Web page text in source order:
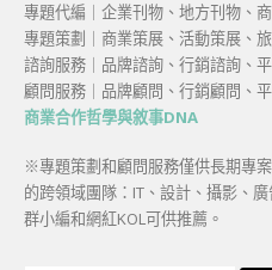
專題代編｜企業刊物、地方刊物、
專題策劃｜商業策展、活動策展、
諮詢服務｜品牌諮詢、行銷諮詢、
顧問服務｜品牌顧問、行銷顧問、
商業合作哲學與敘事DNA
※專題策劃和顧問服務僅供長期專
的跨領域團隊：IT、設計、攝影、
群小編和網紅KOL可供推薦。